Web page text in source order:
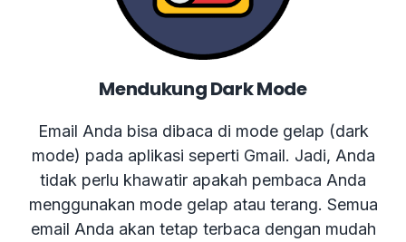
Mendukung Dark Mode
Email Anda bisa dibaca di mode gelap (dark
mode) pada aplikasi seperti Gmail. Jadi, Anda
tidak perlu khawatir apakah pembaca Anda
menggunakan mode gelap atau terang. Semua
email Anda akan tetap terbaca dengan mudah